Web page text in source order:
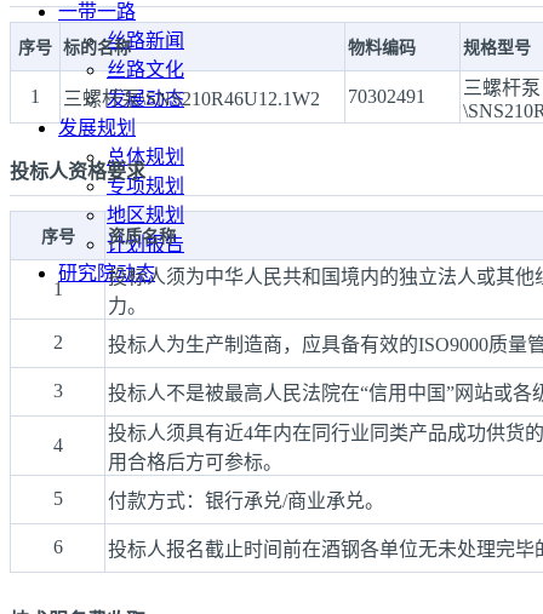
一带一路
丝路新闻
丝路文化
发展动态
发展规划
总体规划
专项规划
地区规划
计划报告
研究院动态
序号 标的名称 物料编码 规格型号
1 三螺杆泵\SNS210R46U12.1W2 70302491
三螺杆泵
投标人资格要求
序号 资质名称
1
投标人须为中华人民共和国境内的独立法人或其
力。
2
投标人为生产制造商，应具备有效的ISO9000质量
3 投标人不是被最高人民法院在“信用中国”网站或
4
投标人须具有近4年内在同行业同类产品成功供货
用合格后方可参标。
5
付款方式：银行承兑/商业承兑。
6 投标人报名截止时间前在酒钢各单位无未处理完毕